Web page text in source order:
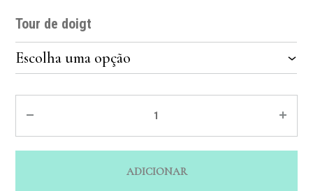
Tour de doigt
ADICIONAR